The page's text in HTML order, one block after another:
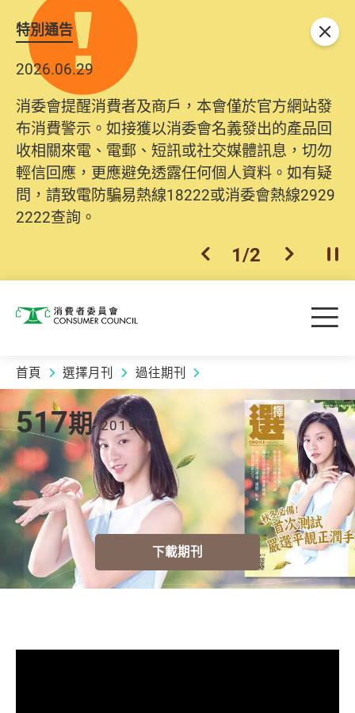
特別通告
2026.06.29
消委會提醒消費者及商戶，本會僅於官方網站發
布消費警示。如接獲以消委會名義發出的產品回
收相關來電、電郵、短訊或社交媒體訊息，切勿
輕信回應，更應避免透露任何個人資料。如有疑
問，請致電防騙易熱線18222或消委會熱線2929
2222查詢。
上一個
1/2 下一個開
關閉
消費者委員會 目
首頁 選擇月刊 過往期刊
2019.11 | 517 期
517期 2019.11
下載期刊